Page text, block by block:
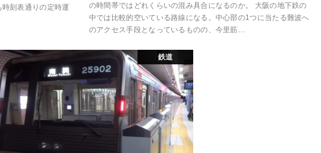
刻表通りの定時運
の時間帯ではどれくらいの混み具合になるのか。 大阪の地下鉄の
中では比較的空いている路線になる。中心部の1つに当たる難波へ
のアクセス手段となっているものの、今里筋…
鉄道